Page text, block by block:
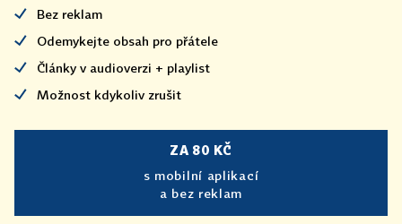
Bez reklam
Odemykejte obsah pro přátele
Články v audioverzi + playlist
Možnost kdykoliv zrušit
ZA 80 KČ
s mobilní aplikací
a bez reklam